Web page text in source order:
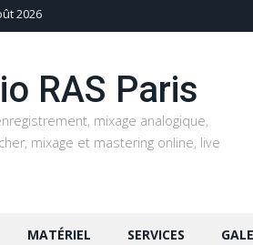
2026
RAS Paris
mixage analogique,
mixage et mastering online, live
MATÉRIEL SERVICES